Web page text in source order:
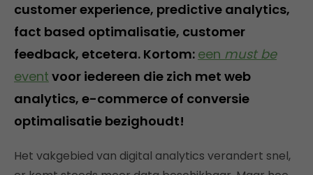
customer experience, predictive analytics,
fact based optimalisatie, customer
feedback, etcetera. Kortom: een must be
event voor iedereen die zich met web
analytics, e-commerce of conversie
optimalisatie bezighoudt!
Het vakgebied van digital analytics verandert snel,